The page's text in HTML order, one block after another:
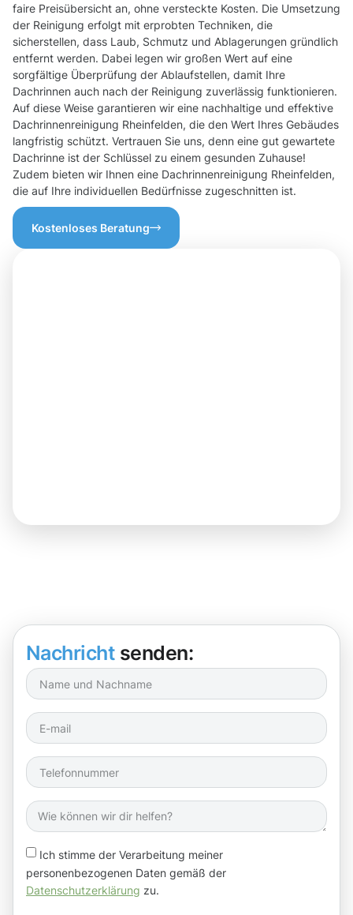
faire Preisübersicht an, ohne versteckte Kosten. Die Umsetzung
der Reinigung erfolgt mit erprobten Techniken, die
sicherstellen, dass Laub, Schmutz und Ablagerungen gründlich
entfernt werden. Dabei legen wir großen Wert auf eine
sorgfältige Überprüfung der Ablaufstellen, damit Ihre
Dachrinnen auch nach der Reinigung zuverlässig funktionieren.
Auf diese Weise garantieren wir eine nachhaltige und effektive
Dachrinnenreinigung Rheinfelden, die den Wert Ihres Gebäudes
langfristig schützt. Vertrauen Sie uns, denn eine gut gewartete
Dachrinne ist der Schlüssel zu einem gesunden Zuhause!
Zudem bieten wir Ihnen eine Dachrinnenreinigung Rheinfelden,
die auf Ihre individuellen Bedürfnisse zugeschnitten ist.
Kostenloses Beratung
Nachricht senden:
Ich stimme der Verarbeitung meiner
personenbezogenen Daten gemäß der
Datenschutzerklärung zu.